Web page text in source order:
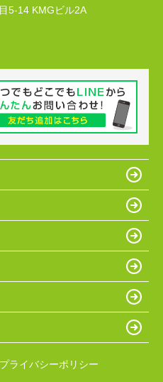
5-14 KMGビル2A
プライバシーポリシー